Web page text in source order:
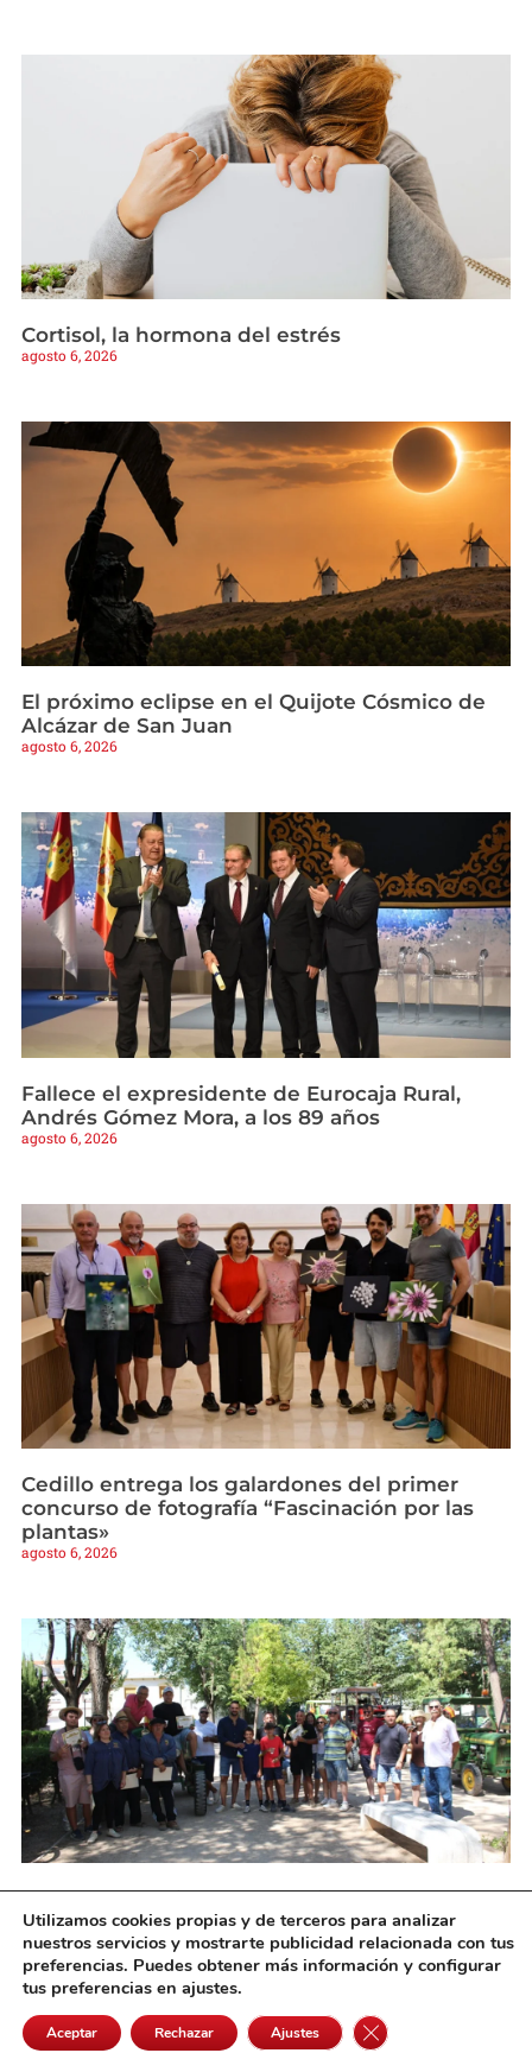
Cortisol, la hormona del estrés
agosto 6, 2026
El próximo eclipse en el Quijote Cósmico de
Alcázar de San Juan
agosto 6, 2026
Fallece el expresidente de Eurocaja Rural,
Andrés Gómez Mora, a los 89 años
agosto 6, 2026
Cedillo entrega los galardones del primer
concurso de fotografía “Fascinación por las
plantas»
agosto 6, 2026
Pedro Muñoz rinde homenaje a sus
agricultores con el tradicional almuerzo y
desfile de tractores antiguos
agosto 6, 2026
Utilizamos cookies propias y de terceros para analizar
nuestros servicios y mostrarte publicidad relacionada con tus
preferencias. Puedes obtener más información y configurar
tus preferencias en ajustes.
Aceptar Rechazar Ajustes Cerrar el banner de